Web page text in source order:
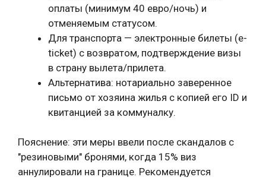
оплаты (минимум 40 евро/ночь) и
отменяемым статусом.
Для транспорта — электронные билеты (e-
ticket) с возвратом, подтверждение визы
в страну вылета/прилета.
Альтернатива: нотариально заверенное
письмо от хозяина жилья с копией его ID и
квитанцией за коммуналку.
Пояснение: эти меры ввели после скандалов с
"резиновыми" бронями, когда 15% виз
аннулировали на границе. Рекомендуется